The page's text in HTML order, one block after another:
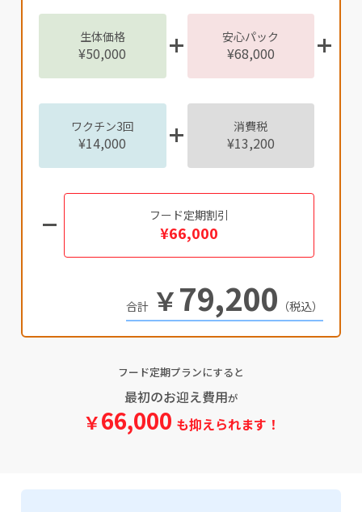
生体価格
¥50,000
安心パック
¥68,000
ワクチン3回
¥14,000
消費税
¥13,200
フード定期割引
¥66,000
￥79,200 （税込）
フード定期プランにすると
最初のお迎え費用が
￥66,000 も抑えられます！